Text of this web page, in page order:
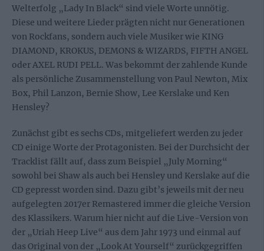
Welterfolg „Lady In Black“ sind viele Worte unnötig.
Diese und weitere Lieder prägten nicht nur Generationen
von Rockfans, sondern auch viele Musiker wie KING
DIAMOND, KROKUS, DEMONS & WIZARDS, FIFTH ANGEL
oder AXEL RUDI PELL. Was bekommt der zahlende Kunde
als persönliche Zusammenstellung von Paul Newton, Mix
Box, Phil Lanzon, Bernie Show, Lee Kerslake und Ken
Hensley?
Zunächst gibt es sechs CDs, mitgeliefert werden zu jeder
CD einige Worte der Protagonisten. Bei der Durchsicht der
Tracklist fällt auf, dass zum Beispiel „July Morning“
sowohl bei Shaw als auch bei Hensley und Kerslake auf die
CD gepresst worden sind. Dazu gibt’s jeweils mit der neu
aufgelegten 2017er Remastered immer die gleiche Version
des Klassikers. Warum hier nicht auf die Live-Version von
der „Uriah Heep Live“ aus dem Jahr 1973 und einmal auf
das Original von der „Look At Yourself“ zurückgegriffen